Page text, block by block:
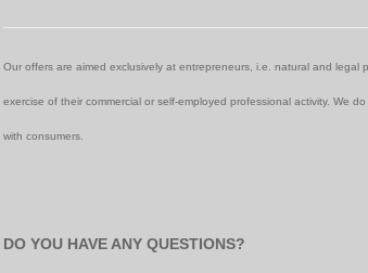
Our offers are aimed exclusively at entrepreneurs, i.e. natural and legal
exercise of their commercial or self-employed professional activity. We
with consumers.
DO YOU HAVE ANY QUESTIONS?